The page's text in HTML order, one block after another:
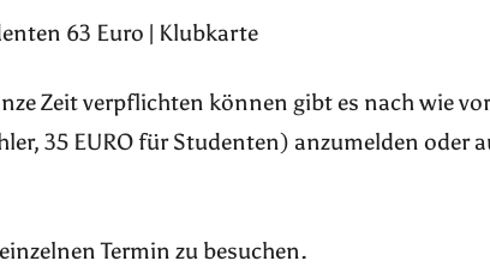
63 Euro | Klubkarte
Zeit verpflichten können gibt es nach wie
35 EURO für Studenten) anzumelden oder
Termin zu besuchen.